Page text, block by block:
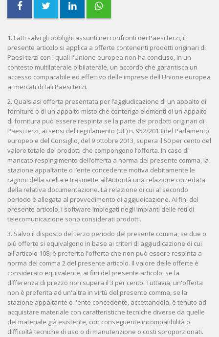
1. Fatti salvi gli obblighi assunti nei confronti dei Paesi terzi, il
presente articolo si applica a offerte contenenti prodotti originari di
Paesi terzi con i quali l'Unione europea non ha concluso, in un
contesto multilaterale o bilaterale, un accordo che garantisca un
accesso comparabile ed effettivo delle imprese dell'Unione europea
ai mercati di tali Paesi terzi.
2. Qualsiasi offerta presentata per l’aggiudicazione di un appalto di
forniture o di un appalto misto che contenga elementi di un appalto
di fornitura può essere respinta se la parte dei prodotti originari di
Paesi terzi, ai sensi del regolamento (UE) n. 952/2013 del Parlamento
europeo e del Consiglio, del 9 ottobre 2013, supera il 50 per cento del
valore totale dei prodotti che compongono l’offerta. In caso di
mancato respingimento dell’offerta a norma del presente comma, la
stazione appaltante o l’ente concedente motiva debitamente le
ragioni della scelta e trasmette all’Autorità una relazione corredata
della relativa documentazione. La relazione di cui al secondo
periodo è allegata al provvedimento di aggiudicazione. Ai fini del
presente articolo, i software impiegati negli impianti delle reti di
telecomunicazione sono considerati prodotti.
3. Salvo il disposto del terzo periodo del presente comma, se due o
più offerte si equivalgono in base ai criteri di aggiudicazione di cui
all'articolo 108, è preferita l'offerta che non può essere respinta a
norma del comma 2 del presente articolo. Il valore delle offerte è
considerato equivalente, ai fini del presente articolo, se la
differenza di prezzo non supera il 3 per cento. Tuttavia, un'offerta
non è preferita ad un'altra in virtù del presente comma, se la
stazione appaltante o l'ente concedente, accettandola, è tenuto ad
acquistare materiale con caratteristiche tecniche diverse da quelle
del materiale già esistente, con conseguente incompatibilità o
difficoltà tecniche di uso o di manutenzione o costi sproporzionati.